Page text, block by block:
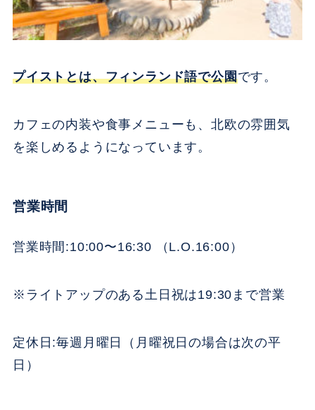
プイストとは、フィンランド語で公園です。
カフェの内装や食事メニューも、北欧の雰囲気
を楽しめるようになっています。
営業時間
営業時間:10:00〜16:30 （L.O.16:00）
※ライトアップのある土日祝は19:30まで営業
定休日:毎週月曜日（月曜祝日の場合は次の平
日）